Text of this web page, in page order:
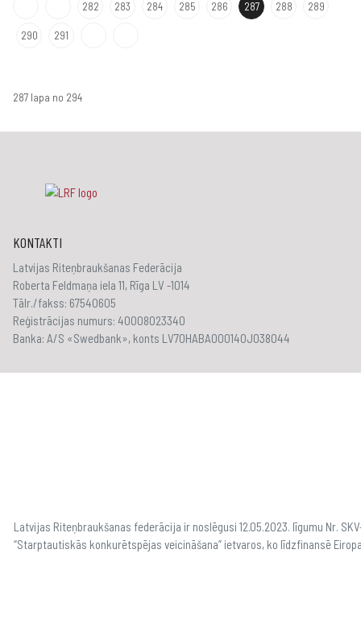
282 283 284 285 286 287 288 289
290 291
287 lapa no 294
KONTAKTI
Latvijas Riteņbraukšanas Federācija
Roberta Feldmaņa iela 11, Rīga LV -1014
Tālr./fakss: 67540605
Reģistrācijas numurs: 40008023340
Banka: A/S «Swedbank», konts LV70HABA000140J038044
Latvijas Riteņbraukšanas federācija ir noslēgusi 12.05.2023. līgumu Nr.
“Starptautiskās konkurētspējas veicināšana” ietvaros, ko līdzfinansē